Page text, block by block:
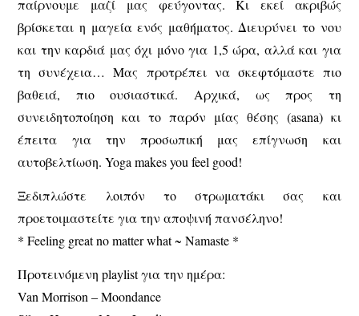
παίρνουμε μαζί μας φεύγοντας. Κι εκεί ακριβώς
βρίσκεται η μαγεία ενός μαθήματος. Διευρύνει το νου
και την καρδιά μας όχι μόνο για 1,5 ώρα, αλλά και για
τη συνέχεια… Μας προτρέπει να σκεφτόμαστε πιο
βαθειά, πιο ουσιαστικά. Αρχικά, ως προς τη
συνειδητοποίηση και το παρόν μίας θέσης (asana) κι
έπειτα για την προσωπική μας επίγνωση και
αυτοβελτίωση. Yoga makes you feel good!
Ξεδιπλώστε λοιπόν το στρωματάκι σας και
προετοιμαστείτε για την αποψινή πανσέληνο!
* Feeling great no matter what ~ Namaste *
Προτεινόμενη playlist για την ημέρα:
Van Morrison – Moondance